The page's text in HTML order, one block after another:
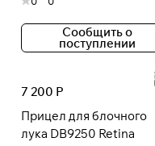
Сообщить о
поступлении
7 200 Р
Прицел для блочного
лука DB9250 Retina